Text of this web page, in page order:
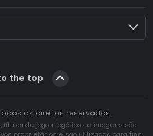
the top
os direitos reservados.
títulos de jogos, logótipos e imagens são